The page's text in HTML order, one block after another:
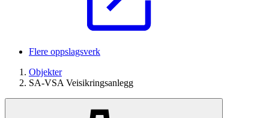
Flere oppslagsverk
Objekter
SA-VSA Veisikringsanlegg